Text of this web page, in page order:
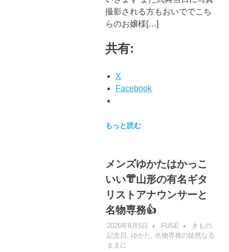
撮影される方もおいででこち
らのお嬢様[…]
共有:
X
Facebook
もっと読む
メンズゆかたはかっこ
いい👘山形の有名ギタ
リストアナウンサーと
名物専務👍
2026年8月5日 FUSE
きもの
記念日 , ゆかた , 名物専務の徒然なる
ままに